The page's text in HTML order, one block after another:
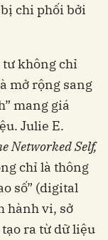
chi phối bởi
không chỉ
mở rộng sang
mang giá
Julie E.
NetworkedSelf,
chỉ là thông
số” (digital
hành vi, sở
ra từ dữ liệu